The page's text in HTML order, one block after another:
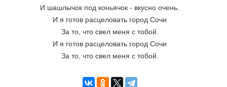
И шашлычок под коньячок - вкусно очень.
И я готов расцеловать город Сочи
За то, что свел меня с тобой.
И я готов расцеловать город Сочи
За то, что свел меня с тобой.